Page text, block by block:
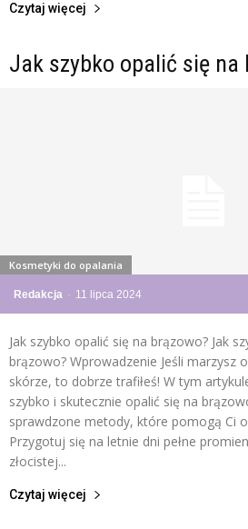
Czytaj więcej
Jak szybko opalić się na
Redakcja - 11 lipca 2024
Kosmetyki do opalania
Jak szybko opalić się na brązowo? Jak
brązowo? Wprowadzenie Jeśli marzysz
skórze, to dobrze trafiłeś! W tym
szybko i skutecznie opalić się na
sprawdzone metody, które pomogą Ci
Przygotuj się na letnie dni pełne
złocistej...
Czytaj więcej